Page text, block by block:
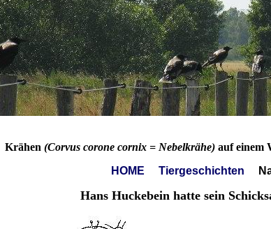
Krähen (Corvus corone cornix = Nebelkrähe)auf einem
HOME
Tiergeschichten
Hans Huckebein hatte sein